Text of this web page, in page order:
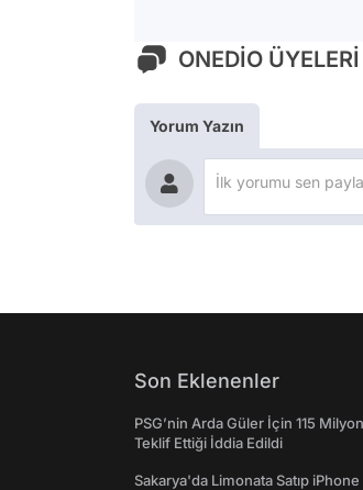
ONEDİO
Yorum Yazın
Son Eklenenler
PSG’nin Arda Güler İçin 115
Teklif Ettiği İddia Edildi
Sakarya'da Limonata Satıp iPhone